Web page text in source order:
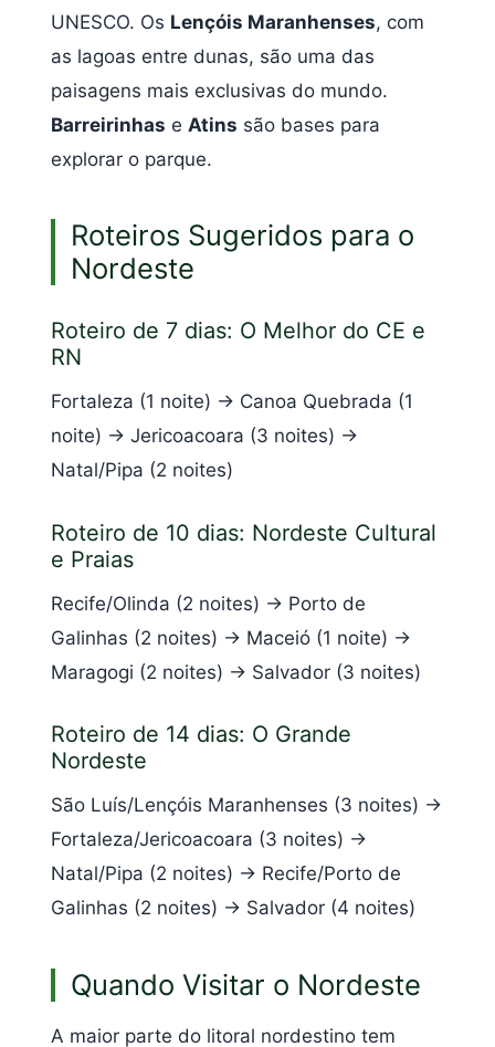
UNESCO. Os Lençóis Maranhenses, com
as lagoas entre dunas, são uma das
paisagens mais exclusivas do mundo.
Barreirinhas e Atins são bases para
explorar o parque.
Roteiros Sugeridos para o
Nordeste
Roteiro de 7 dias: O Melhor do CE e
RN
Fortaleza (1 noite) → Canoa Quebrada (1
noite) → Jericoacoara (3 noites) →
Natal/Pipa (2 noites)
Roteiro de 10 dias: Nordeste Cultural
e Praias
Recife/Olinda (2 noites) → Porto de
Galinhas (2 noites) → Maceió (1 noite) →
Maragogi (2 noites) → Salvador (3 noites)
Roteiro de 14 dias: O Grande
Nordeste
São Luís/Lençóis Maranhenses (3 noites) →
Fortaleza/Jericoacoara (3 noites) →
Natal/Pipa (2 noites) → Recife/Porto de
Galinhas (2 noites) → Salvador (4 noites)
Quando Visitar o Nordeste
A maior parte do litoral nordestino tem